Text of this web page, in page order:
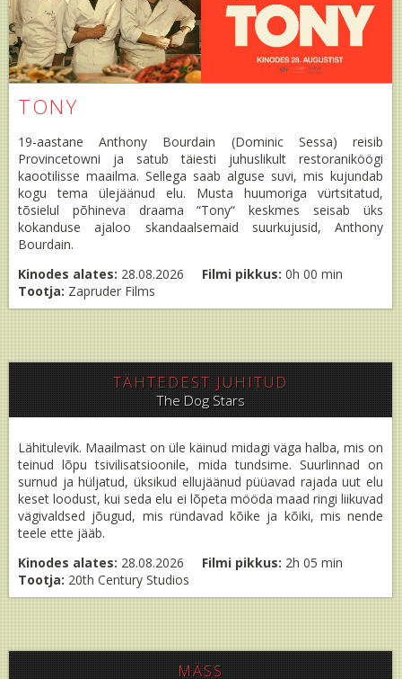
TONY
19-aastane Anthony Bourdain (Dominic Sessa) reisib
Provincetowni ja satub täiesti juhuslikult restoraniköögi
kaootilisse maailma. Sellega saab alguse suvi, mis kujundab
kogu tema ülejäänud elu. Musta huumoriga vürtsitatud,
tõsielul põhineva draama “Tony“ keskmes seisab üks
kokanduse ajaloo skandaalsemaid suurkujusid, Anthony
Bourdain.
Kinodes alates: 28.08.2026 Filmi pikkus: 0h 00 min
Tootja: Zapruder Films
TÄHTEDEST JUHITUD
The Dog Stars
Lähitulevik. Maailmast on üle käinud midagi väga halba, mis on
teinud lõpu tsivilisatsioonile, mida tundsime. Suurlinnad on
surnud ja hüljatud, üksikud ellujäänud püüavad rajada uut elu
keset loodust, kui seda elu ei lõpeta mööda maad ringi liikuvad
vägivaldsed jõugud, mis ründavad kõike ja kõiki, mis nende
teele ette jääb.
Kinodes alates: 28.08.2026 Filmi pikkus: 2h 05 min
Tootja: 20th Century Studios
MÄSS